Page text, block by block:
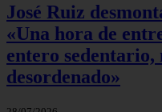
José Ruiz
«Una hora de
entero
desordenado»